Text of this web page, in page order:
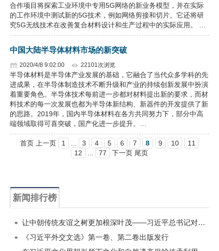
合作项目将探索工业环境中专用5G网络的新业务模型，并在实际
的工作环境中测试新的5G技术，例如网络剪接和切片。它还将研
究5G无线技术在改善复合材料设计和生产过程中的实际应用。 …
中国大陆半导体材料市场的新突破
2020/4/8 9:02:00 22101次浏览
半导体材料是半导体产业发展的基础，它融合了当代众多学科的先
进成果，在半导体制造技术不断升级和产业的持续创新发展中扮演
着重要角色。半导体技术每前进一步都对材料提出新的要求，而材
料技术的每一次发展也都为半导体新结构、新器件的开发提供了新
的思路。2019年，国内半导体材料在各方共同努力下，部分中高
端领域取得可喜突破，国产化进一步提升。…
首页 上一页 1 3 4 5 6 7 8 9 10
11
12
77 下一页 尾页
新闻排行榜
让中朝传统友谊之树更加根深叶茂——习近平总书记对朝鲜进行国事访问纪实
《习近平外交文选》第一卷、第二卷出版发行